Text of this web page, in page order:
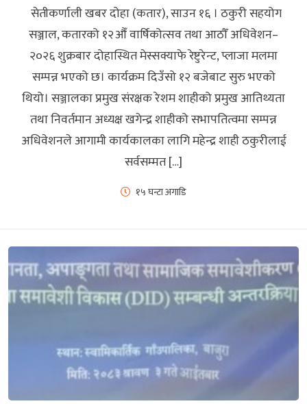
सेतीकर्णाली खबर दोहा (कतार), साउन १६ । ठकुरी सहयोग
सञ्जाल, कतारको १२औँ वार्षिकोत्सव तथा आठौँ अधिवेशन–
२०२६ शुक्रबार दोहास्थित मेस्सक्याफे रेष्टुरेन्ट, प्लाजा मलमा
सम्पन्न भएको छ। कार्यक्रम दिउँसो १२ बजेबाट सुरु भएको
थियो। सञ्जालका प्रमुख संरक्षक रेशम शाहीको प्रमुख आतिथ्यता
तथा निवर्तमान अध्यक्ष खगेन्द्र शाहीको सभापतित्वमा सम्पन्न
अधिवेशनले आगामी कार्यकालका लागि महेन्द्र शाही ठकुरीलाई
सर्वसम्मत […]
१५ घन्टा अगाडि